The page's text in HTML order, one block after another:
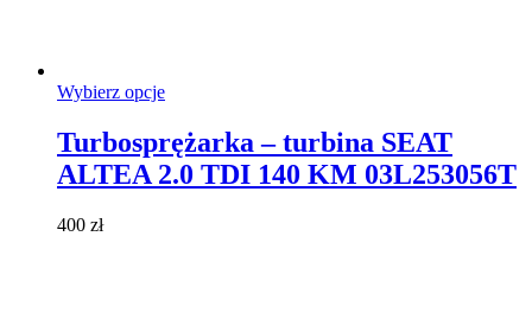
Wybierz opcjeTen
wiele
wariantów.
Turbosprężarka – turbina SEAT
ALTEA 2.0 TDI 140 KM 03L253056T
400 zł